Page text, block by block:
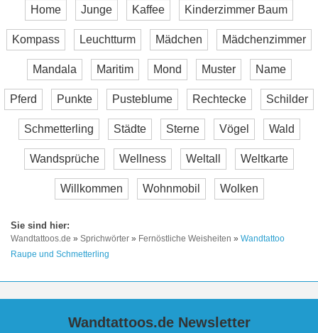
Home Junge Kaffee Kinderzimmer Baum
Kompass Leuchtturm Mädchen Mädchenzimmer
Mandala Maritim Mond Muster Name
Pferd Punkte Pusteblume Rechtecke Schilder
Schmetterling Städte Sterne Vögel Wald
Wandsprüche Wellness Weltall Weltkarte
Willkommen Wohnmobil Wolken
Wandtattoos.de » Sprichwörter » Fernöstliche Weisheiten » Wandtattoo
Raupe und Schmetterling
Wandtattoos.de Newsletter